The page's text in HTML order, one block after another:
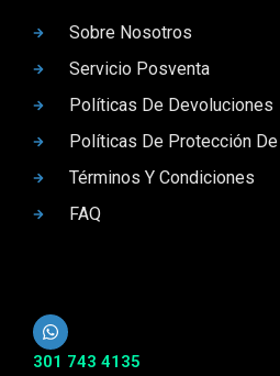
Sobre Nosotros
Servicio Posventa
Políticas De Devoluciones
Políticas De Protección
Términos Y Condiciones
FAQ
301 743 4135